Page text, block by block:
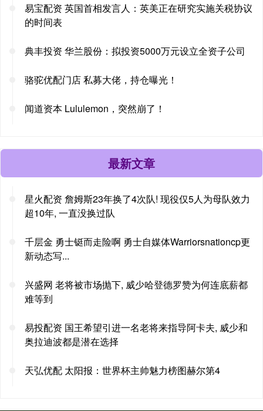
易宝配资 英国首相发言人：英美正在研究实施关税协议
的时间表
典丰投资 华兰股份：拟投资5000万元设立全资子公司
骆驼优配门店 私募大佬，持仓曝光！
闻道资本 Lululemon，突然崩了！
最新文章
星火配资 詹姆斯23年换了4次队! 现役仅5人为母队效力
超10年, 一直没换过队
千层金 勇士铤而走险啊 勇士自媒体Warriorsnationcp更
新动态写...
兴盛网 老将被市场抛下, 威少哈登德罗赞为何连底薪都
难等到
易投配资 国王希望引进一名老将来指导阿卡夫, 威少和
奥拉迪波都是潜在选择
天弘优配 太阳报：世界杯主帅魅力榜图赫尔第4